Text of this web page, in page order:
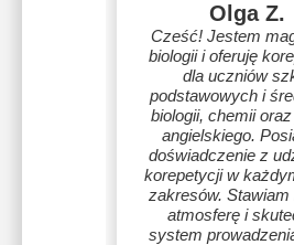
Olga Z.
Cześć! Jestem
biologii i oferuję
dla uczniów
podstawowych i
biologii, chemii
angielskiego.
doświadczenie z
korepetycji w
zakresów. Stawiam
atmosferę i
system